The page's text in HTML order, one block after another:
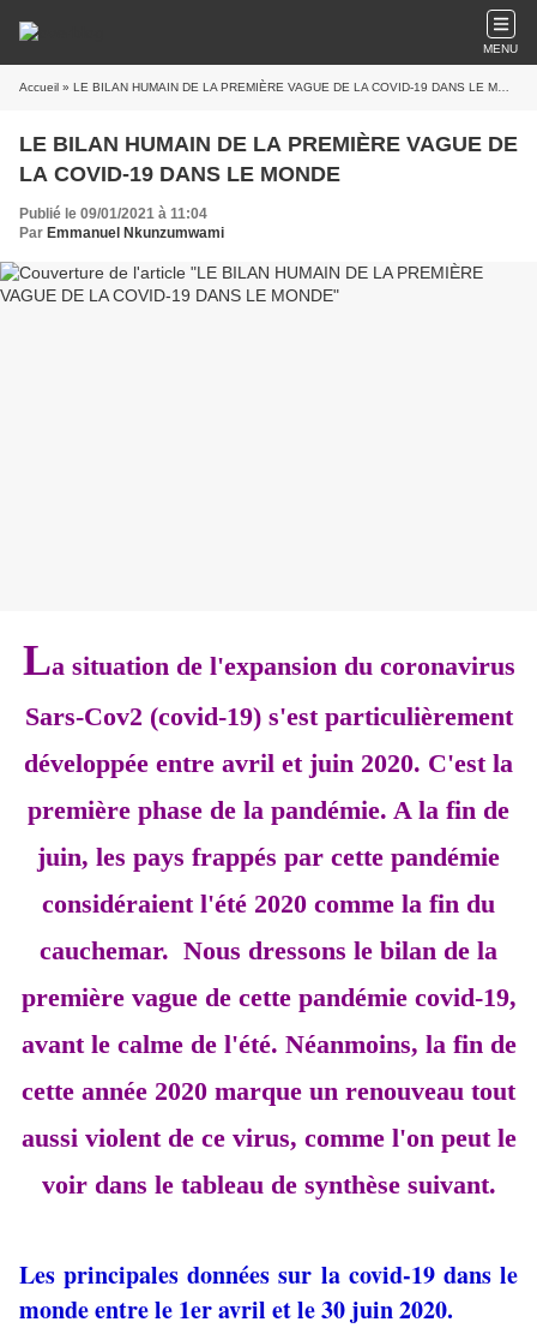
MENU
Accueil » LE BILAN HUMAIN DE LA PREMIÈRE VAGUE DE LA COVID-19 DANS LE MONDE
LE BILAN HUMAIN DE LA PREMIÈRE VAGUE DE
LA COVID-19 DANS LE MONDE
Publié le 09/01/2021 à 11:04
Par Emmanuel Nkunzumwami
La situation de l'expansion du coronavirus
Sars-Cov2 (covid-19) s'est particulièrement
développée entre avril et juin 2020. C'est la
première phase de la pandémie. A la fin de
juin, les pays frappés par cette pandémie
considéraient l'été 2020 comme la fin du
cauchemar. Nous dressons le bilan de la
première vague de cette pandémie covid-19,
avant le calme de l'été. Néanmoins, la fin de
cette année 2020 marque un renouveau tout
aussi violent de ce virus, comme l'on peut le
voir dans le tableau de synthèse suivant.
Les principales données sur la covid-19 dans le
monde entre le 1er avril et le 30 juin 2020.